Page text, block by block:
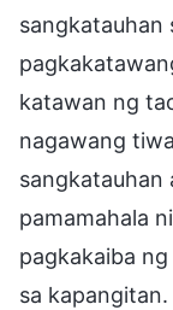
sangkatauhan
katawan ng
nagawang
sangkatauhan
pamamahala
pagkakaiba
sa